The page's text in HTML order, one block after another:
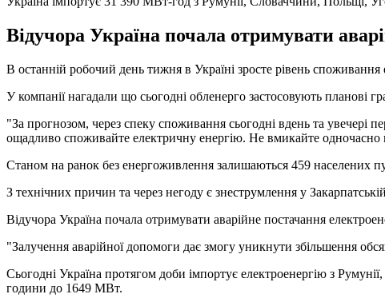
Відучора Україна почала отримувати
В останній робочий день тижня в Україні зросте рівень споживання
У компанії нагадали що сьогодні обленерго застосовують планові
"За прогнозом, через спеку споживання сьогодні вдень та увечері
ощадливо споживайте електричну енергію. Не вмикайте одночасно
Станом на ранок без енергоживлення залишаються 459 населених
З технічних причин та через негоду є знеструмлення у
Відучора Україна почала отримувати аварійне постачання
"Залучення аварійної допомоги дає змогу уникнути збільшення
Сьогодні Україна протягом доби імпортує електроенергію з
години до 1649 МВт.